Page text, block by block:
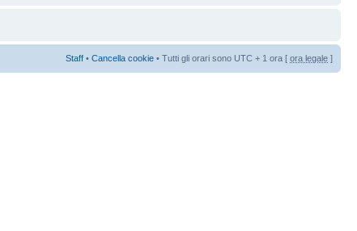
Staff • Cancella cookie • Tutti gli orari sono UTC + 1 ora [ ora legale ]